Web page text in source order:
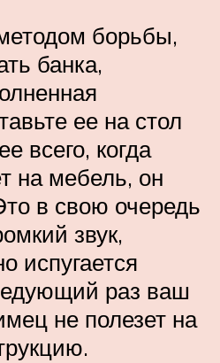
борьбы,
банка,
ее на стол
всего, когда
на мебель, он
в свою очередь
звук,
испугается
раз ваш
не полезет на